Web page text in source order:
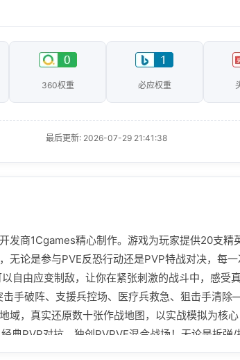
360权重 必应权重
最后更新: 2026-07-29 21:41:38
商1Cgames精心制作。游戏为玩家提供20支
无论是参与PVE反恐行动还是PVP特战对决，每
自由应变制敌，让你在紧张刺激的战斗中，感受
手破阵、支援兵控场、医疗兵救急、狙击手清
，真实还原数十张作战地图，以实战模拟为核
典PVP对抗、独创PVPVE混合战场！无论是拆
“盾牌”。双重视角·自由应变制敌FPS精准瞄